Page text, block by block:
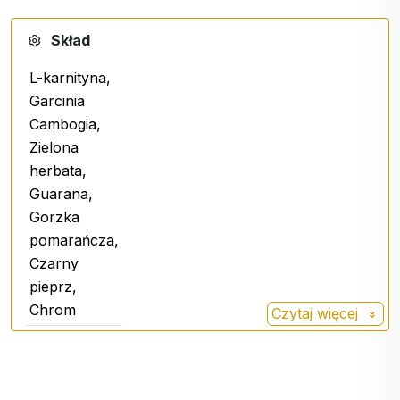
https://en.wikipedia.org/wiki/Garcinia
Skład
L-karnityna,
Garcinia
Cambogia,
Zielona
herbata,
Guarana,
Gorzka
pomarańcza,
Czarny
pieprz,
Chrom
Czytaj więcej